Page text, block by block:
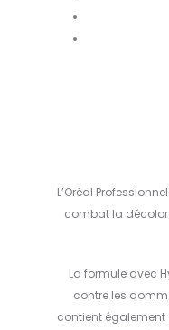
L’Oréal
combat la
La formule avec
contre les
contient également